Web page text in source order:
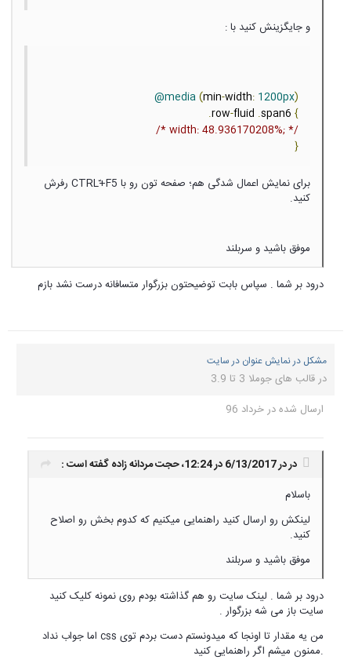
و جایگزینش کنید با :
@media(min-width: 1200px)
.row-fluid .span6 {
/* width: 48.936170208%; */
}
برای نمایش اعمال شدگی هم؛ صفحه تون رو با CTRL+ّF5 رفرش
کنید.
موفق باشید و سربلند
درود بر شما . سپاس بابت توضیحتون بزرگوار متسافانه درست نشد بازم
مشکل در نمایش عنوان در سایت
درقالب های جوملا 3 تا 3.9
ارسال شده درخرداد 96
در در 6/13/2017 در 12:24، حجت مردانه زادهگفته است :
باسلام
لینکش رو ارسال کنید راهنمایی میکنیم که کدوم بخش رو اصلاح
کنید.
موفق باشید و سربلند
درود بر شما . لینک سایت رو هم گذاشته بودم روی نمونه کلیک کنید
سایت باز می شه بزرگوار .
من یه مقدار تا اونجا که میدونستم دست بردم توی css اما جواب نداد
.ممنون میشم اگر راهنمایی کنید